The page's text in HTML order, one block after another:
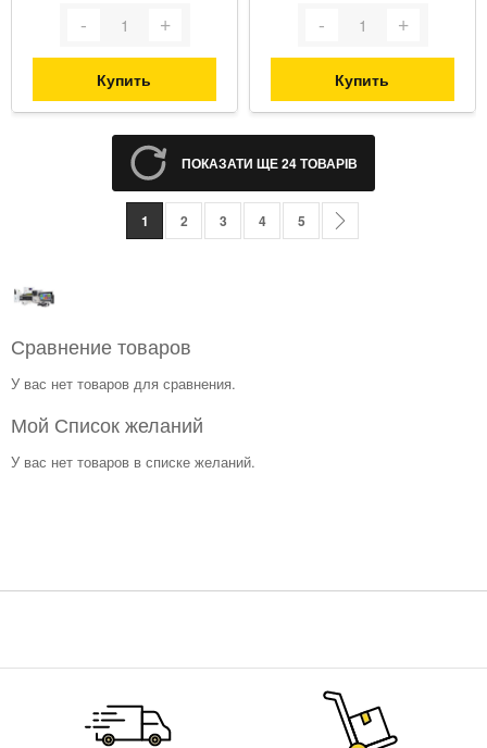
Купить Купить
ПОКАЗАТИ ЩЕ 24 ТОВАРІВ
Страница
You're currently reading page
1 Страница
2 Страница
3 Страница
4 Страница
5
Сравнение товаров
У вас нет товаров для сравнения.
Мой Список желаний
У вас нет товаров в списке желаний.